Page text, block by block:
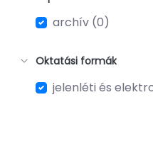
archív (0)
Oktatási formák
jelenléti és